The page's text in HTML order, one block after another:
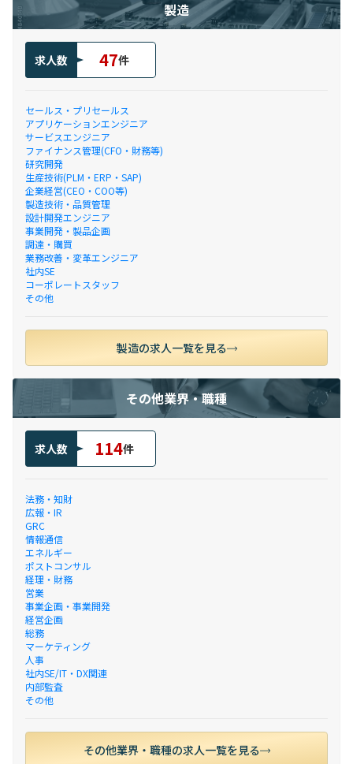
製造
求人数 47件
セールス・プリセールス
アプリケーションエンジニア
サービスエンジニア
ファイナンス管理(CFO・財務等)
研究開発
生産技術(PLM・ERP・SAP)
企業経営(CEO・COO等)
製造技術・品質管理
設計開発エンジニア
事業開発・製品企画
調達・購買
業務改善・変革エンジニア
社内SE
コーポレートスタッフ
その他
製造の求人一覧を見る
その他業界・職種
求人数 114件
法務・知財
広報・IR
GRC
情報通信
エネルギー
ポストコンサル
経理・財務
営業
事業企画・事業開発
経営企画
総務
マーケティング
人事
社内SE/IT・DX関連
内部監査
その他
その他業界・職種の求人一覧を見る